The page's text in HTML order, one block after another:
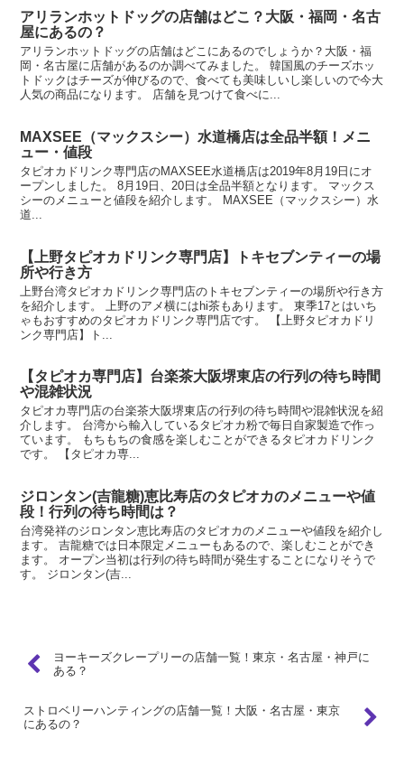
アリランホットドッグの店舗はどこ？大阪・福岡・名古
屋にあるの？
アリランホットドッグの店舗はどこにあるのでしょうか？大阪・福
岡・名古屋に店舗があるのか調べてみました。 韓国風のチーズホッ
トドックはチーズが伸びるので、食べても美味しいし楽しいので今大
人気の商品になります。 店舗を見つけて食べに...
MAXSEE（マックスシー）水道橋店は全品半額！メニ
ュー・値段
タピオカドリンク専門店のMAXSEE水道橋店は2019年8月19日にオ
ープンしました。 8月19日、20日は全品半額となります。 マックス
シーのメニューと値段を紹介します。 MAXSEE（マックスシー）水
道...
【上野タピオカドリンク専門店】トキセブンティーの場
所や行き方
上野台湾タピオカドリンク専門店のトキセブンティーの場所や行き方
を紹介します。 上野のアメ横にはhi茶もあります。 東季17とはいち
ゃもおすすめのタピオカドリンク専門店です。 【上野タピオカドリ
ンク専門店】ト...
【タピオカ専門店】台楽茶大阪堺東店の行列の待ち時間
や混雑状況
タピオカ専門店の台楽茶大阪堺東店の行列の待ち時間や混雑状況を紹
介します。 台湾から輸入しているタピオカ粉で毎日自家製造で作っ
ています。 もちもちの食感を楽しむことができるタピオカドリンク
です。 【タピオカ専...
ジロンタン(吉龍糖)恵比寿店のタピオカのメニューや値
段！行列の待ち時間は？
台湾発祥のジロンタン恵比寿店のタピオカのメニューや値段を紹介し
ます。 吉龍糖では日本限定メニューもあるので、楽しむことができ
ます。 オープン当初は行列の待ち時間が発生することになりそうで
す。 ジロンタン(吉...
ヨーキーズクレープリーの店舗一覧！東京・名古屋・神戸に
ある？
ストロベリーハンティングの店舗一覧！大阪・名古屋・東京
にあるの？